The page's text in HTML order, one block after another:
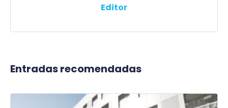
Editor
Entradas recomendadas